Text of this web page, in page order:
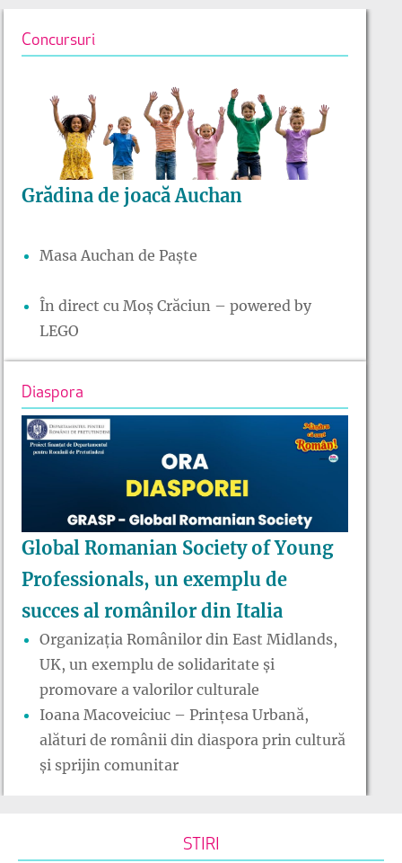
Concursuri
Grădina de joacă Auchan
Masa Auchan de Paște
În direct cu Moș Crăciun – powered by
LEGO
Diaspora
Global Romanian Society of Young
Professionals, un exemplu de
succes al românilor din Italia
Organizația Românilor din East Midlands,
UK, un exemplu de solidaritate și
promovare a valorilor culturale
Ioana Macoveiciuc – Prințesa Urbană,
alături de românii din diaspora prin cultură
și sprijin comunitar
STIRI